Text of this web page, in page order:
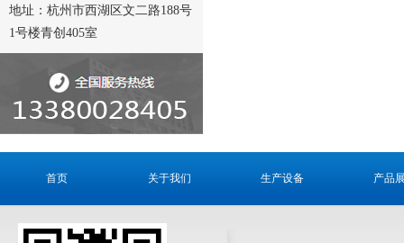
地址：杭州市西湖区文二路188号
1号楼青创405室
首页 关于我们 生产设备 产品